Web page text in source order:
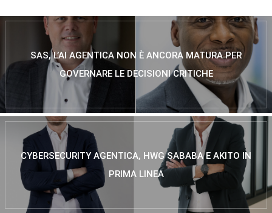
SAS, L’AI AGENTICA NON È ANCORA MATURA PER
GOVERNARE LE DECISIONI CRITICHE
CYBERSECURITY AGENTICA, HWG SABABA E AKITO IN
PRIMA LINEA